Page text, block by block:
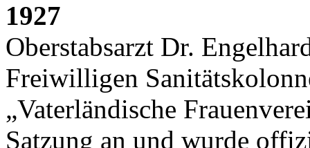
1927
Oberstabsarzt Dr.
Freiwilligen
„Vaterländische
Satzung an und wurde